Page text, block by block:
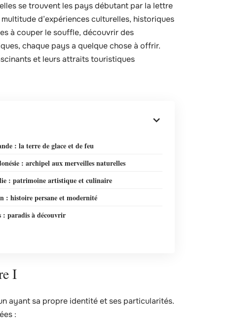
se trouvent les pays débutant par la lettre
d’expériences culturelles, historiques
à couper le souffle, découvrir des
chaque pays a quelque chose à offrir.
et leurs attraits touristiques
: la terre de glace et de feu
: archipel aux merveilles naturelles
: patrimoine artistique et culinaire
: histoire persane et modernité
: paradis à découvrir
I
ayant sa propre identité et ses particularités.
: